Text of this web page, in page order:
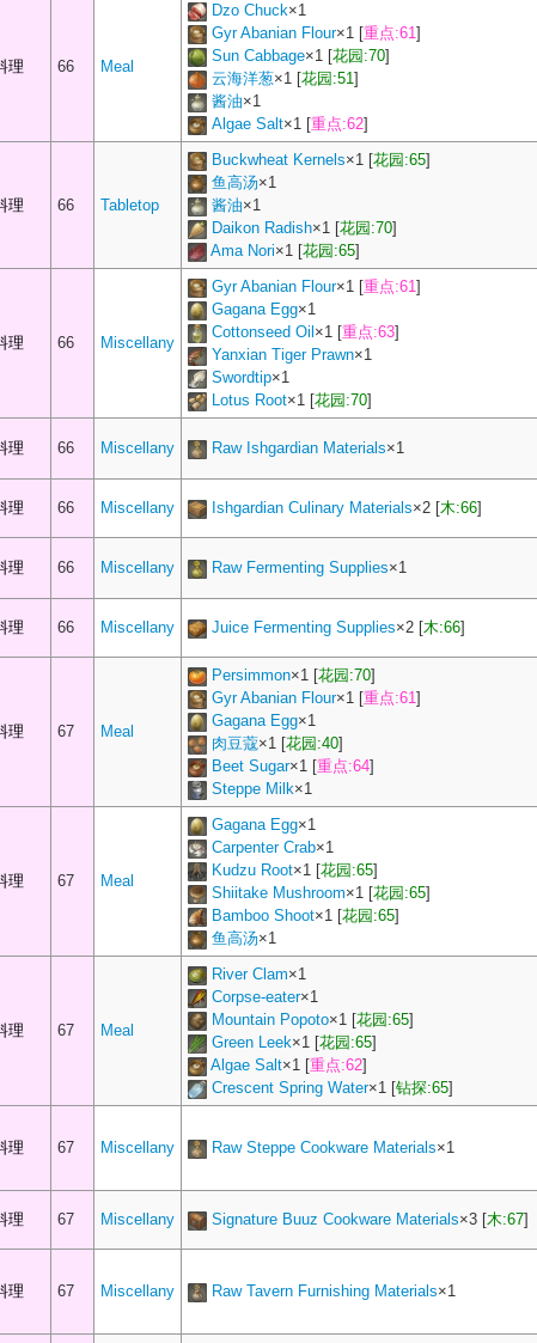
理 66 Meal
Dzo Chuck×1
Gyr Abanian Flour×1 [重点:61]
Sun Cabbage×1 [花园:70]
云海洋葱×1 [花园:51]
酱油×1
Algae Salt×1 [重点:62]
理 66 Tabletop
Buckwheat Kernels×1 [花园:65]
鱼高汤×1
酱油×1
Daikon Radish×1 [花园:70]
Ama Nori×1 [花园:65]
理 66 Miscellany
Gyr Abanian Flour×1 [重点:61]
Gagana Egg×1
Cottonseed Oil ×1 [重点:63]
Yanxian Tiger Prawn×1
Swordtip×1
Lotus Root×1 [花园:70]
理 66 Miscellany Raw Ishgardian Materials×1
理 66 Miscellany Ishgardian Culinary Materials×2 [木:66]
理 66 Miscellany Raw Fermenting Supplies×1
理 66 Miscellany Juice Fermenting Supplies×2 [木:66]
理 67 Meal
Persimmon×1 [花园:70]
Gyr Abanian Flour×1 [重点:61]
Gagana Egg×1
肉豆蔻×1 [花园:40]
Beet Sugar×1 [重点:64]
Steppe Milk×1
理 67 Meal
Gagana Egg×1
Carpenter Crab×1
Kudzu Root×1 [花园:65]
Shiitake Mushroom×1 [花园:65]
Bamboo Shoot×1 [花园:65]
鱼高汤×1
理 67 Meal
River Clam×1
Corpse-eater×1
Mountain Popoto×1 [花园:65]
Green Leek×1 [花园:65]
Algae Salt×1 [重点:62]
Crescent Spring Water×1 [钻探:65]
理 67 Miscellany Raw Steppe Cookware Materials×1
理 67 Miscellany Signature Buuz Cookware Materials×3 [木:67]
理 67 Miscellany Raw Tavern Furnishing Materials×1